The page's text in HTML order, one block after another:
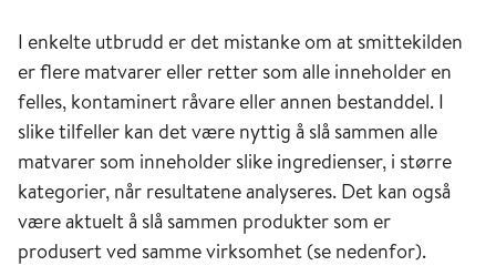
I enkelte utbrudd er det mistanke om at smittekilden
er flere matvarer eller retter som alle inneholder en
felles, kontaminert råvare eller annen bestanddel. I
slike tilfeller kan det være nyttig å slå sammen alle
matvarer som inneholder slike ingredienser, i større
kategorier, når resultatene analyseres. Det kan også
være aktuelt å slå sammen produkter som er
produsert ved samme virksomhet (se nedenfor).